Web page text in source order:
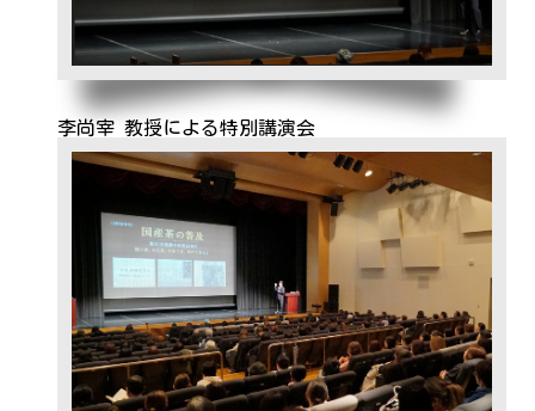
李尚宰 教授による特別講演会